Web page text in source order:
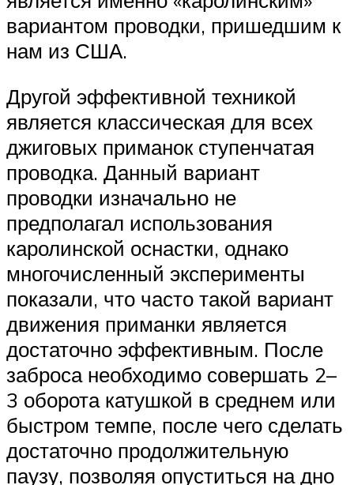
вариантом проводки, пришедшим к
нам из США.
Другой эффективной техникой
является классическая для всех
джиговых приманок ступенчатая
проводка. Данный вариант
проводки изначально не
предполагал использования
каролинской оснастки, однако
многочисленный эксперименты
показали, что часто такой вариант
движения приманки является
достаточно эффективным. После
заброса необходимо совершать 2–
3 оборота катушкой в среднем или
быстром темпе, после чего сделать
достаточно продолжительную
паузу, позволяя опуститься на дно